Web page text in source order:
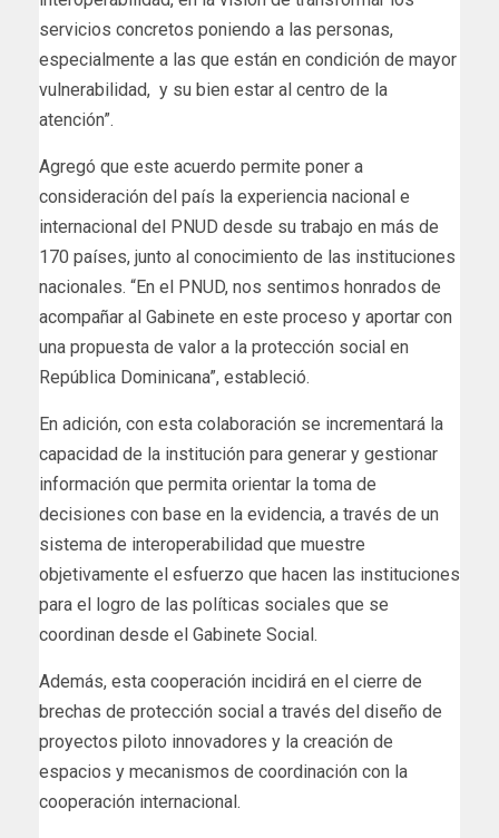
servicios concretos poniendo a las personas,
especialmente a las que están en condición de mayor
vulnerabilidad, y su bien estar al centro de la
atención”.
Agregó que este acuerdo permite poner a
consideración del país la experiencia nacional e
internacional del PNUD desde su trabajo en más de
170 países, junto al conocimiento de las instituciones
nacionales. “En el PNUD, nos sentimos honrados de
acompañar al Gabinete en este proceso y aportar con
una propuesta de valor a la protección social en
República Dominicana”, estableció.
En adición, con esta colaboración se incrementará la
capacidad de la institución para generar y gestionar
información que permita orientar la toma de
decisiones con base en la evidencia, a través de un
sistema de interoperabilidad que muestre
objetivamente el esfuerzo que hacen las instituciones
para el logro de las políticas sociales que se
coordinan desde el Gabinete Social.
Además, esta cooperación incidirá en el cierre de
brechas de protección social a través del diseño de
proyectos piloto innovadores y la creación de
espacios y mecanismos de coordinación con la
cooperación internacional.